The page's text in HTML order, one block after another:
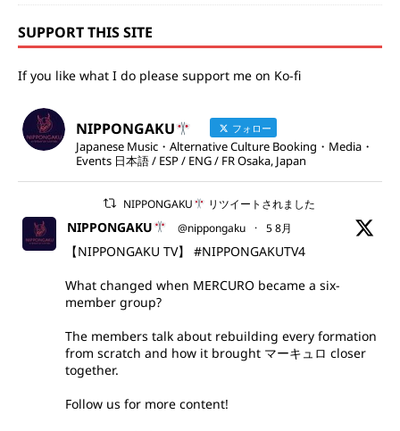
SUPPORT THIS SITE
If you like what I do please support me on Ko-fi
NIPPONGAKU フォロー
Japanese Music・Alternative Culture Booking・Media・
Events 日本語 / ESP / ENG / FR Osaka, Japan
NIPPONGAKU リツイートされました
NIPPONGAKU @nippongaku · 5 8月
【NIPPONGAKU TV】 #NIPPONGAKUTV4
What changed when MERCURO became a six-
member group?
The members talk about rebuilding every formation
from scratch and how it brought マーキュロ closer
together.
Follow us for more content!